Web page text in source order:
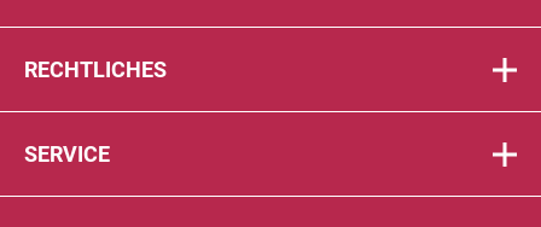
RECHTLICHES
SERVICE